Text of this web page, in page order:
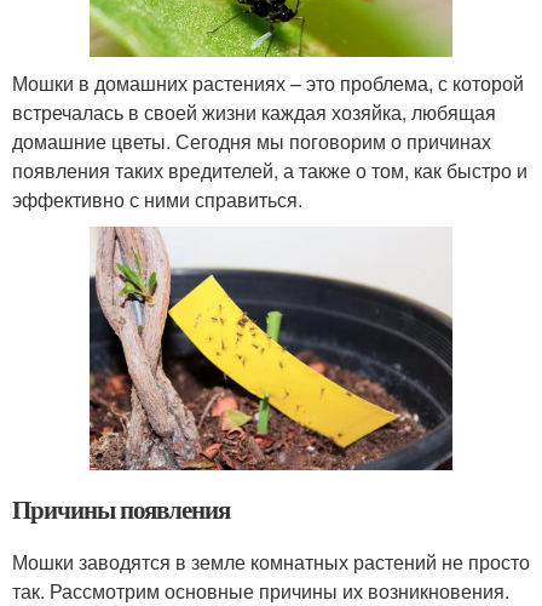
Мошки в домашних растениях – это проблема, с которой
встречалась в своей жизни каждая хозяйка, любящая
домашние цветы. Сегодня мы поговорим о причинах
появления таких вредителей, а также о том, как быстро и
эффективно с ними справиться.
Причины появления
Мошки заводятся в земле комнатных растений не просто
так. Рассмотрим основные причины их возникновения.